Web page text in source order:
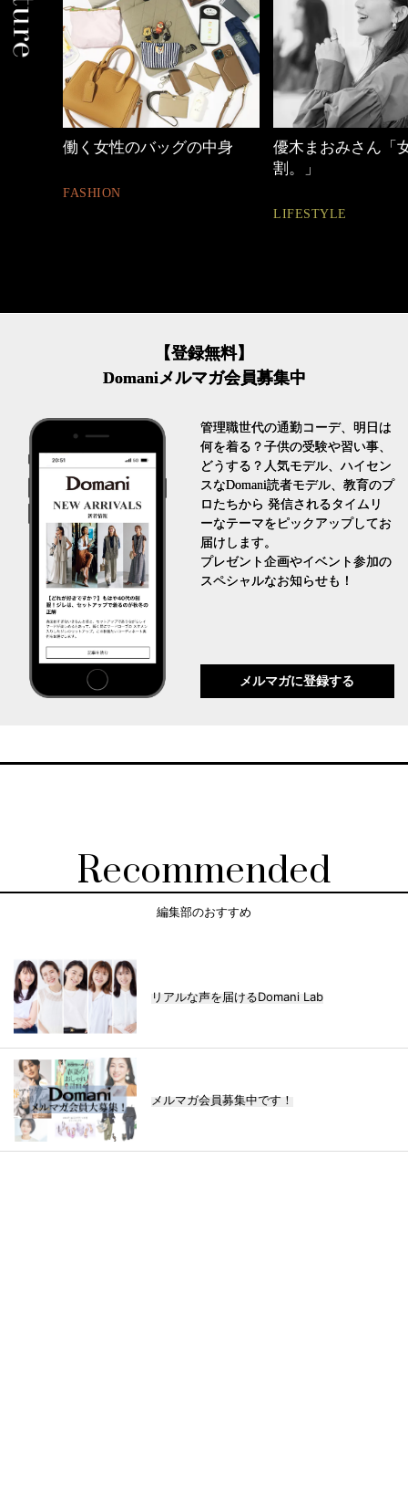
優木まおみさん「女の時間
40代の小顔メイク
【登録無料】
Domaniメルマガ会員募集中
管理職世代の通勤コーデ、明日は
何を着る？子供の受験や習い事、
どうする？人気モデル、ハイセン
スなDomani読者モデル、教育のプ
ロたちから 発信されるタイムリ
ーなテーマをピックアップしてお
届けします。
プレゼント企画やイベント参加の
スペシャルなお知らせも！
メルマガに登録する
Recommended
編集部のおすすめ
リアルな声を届けるDomani Lab
メルマガ会員募集中です！